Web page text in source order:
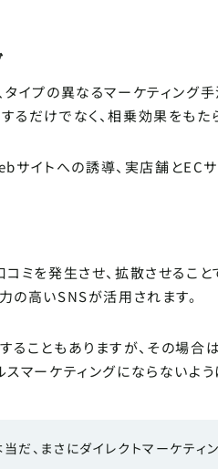
タイプの異なるマーケティン
るだけでなく、相乗効果をもた
サイトへの誘導、実店舗と
コミを発生させ、拡散させるこ
の高いSNSが活用されます。
ることもありますが、その場
スマーケティングにならないよう
だ、まさにダイレクトマーケティ